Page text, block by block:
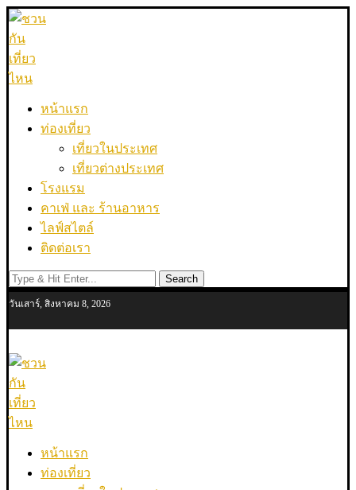
หน้าแรก
ท่องเที่ยว
เที่ยวในประเทศ
เที่ยวต่างประเทศ
โรงแรม
คาเฟ่ และ ร้านอาหาร
ไลฟ์สไตล์
ติดต่อเรา
Search
วันเสาร์, สิงหาคม 8, 2026
หน้าแรก
ท่องเที่ยว